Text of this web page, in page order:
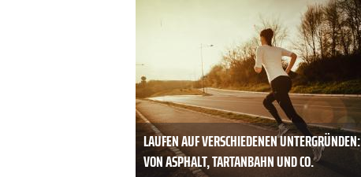
LAUFEN AUF VERSCHIEDENEN UNTERGRÜNDEN:
VON ASPHALT, TARTANBAHN UND CO.